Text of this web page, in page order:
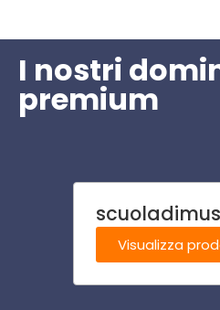
I nostri
premium
Visualizza